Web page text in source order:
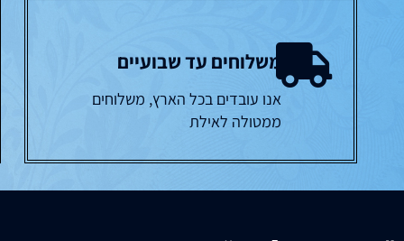
משלוחים עד שבועיים
אנו עובדים בכל הארץ, משלוחים
ממטולה לאילת